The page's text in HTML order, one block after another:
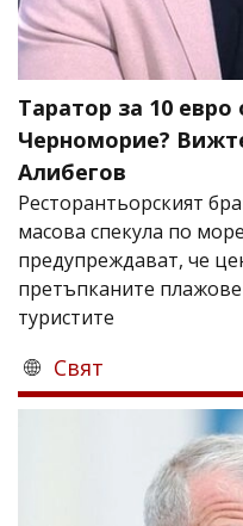
Таратор за 10
Черноморие?
Алибегов
Ресторантьорският
масова спекула по
предупреждават, че
претъпканите
туристите
Свят